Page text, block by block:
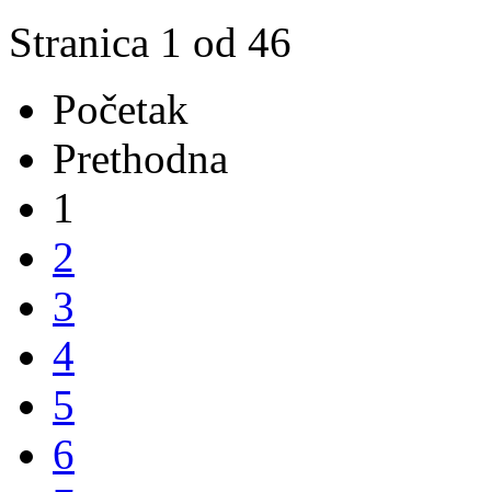
Stranica 1 od 46
Početak
Prethodna
1
2
3
4
5
6